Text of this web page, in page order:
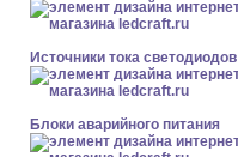
Источники тока светодиодов
Блоки аварийного питания